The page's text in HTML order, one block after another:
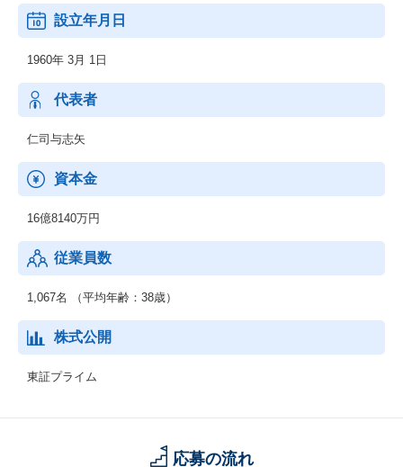
システム開発技術や業界専門性などに裏付けられた独自のシステ
ムサービスを提供
設立年月日
1960年 3月 1日
代表者
仁司与志矢
資本金
16億8140万円
従業員数
1,067名 （平均年齢：38歳）
株式公開
東証プライム
応募の流れ